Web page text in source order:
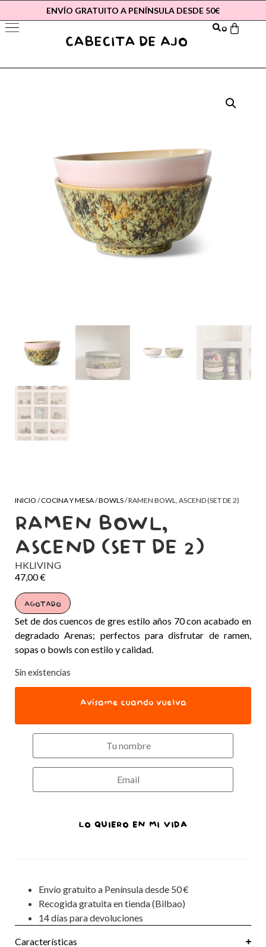
ENVÍO GRATUITO A PENÍNSULA DESDE 50€
0
INICIO /COCINA Y MESA/BOWLS/ RAMEN BOWL, ASCEND (SET DE 2)
RAMEN BOWL,
ASCEND (SET DE 2)
HKLIVING
47,00€
AGOTADO
Set de dos cuencos de gres estilo años 70 con acabado en
degradado Arenas; perfectos para disfrutar de ramen,
sopas o bowls con estilo y calidad.
Sin existencias
Avísame cuando vuelva
LO QUIERO EN MI VIDA
Envío gratuito a Península desde 50 €
Recogida gratuita en tienda (Bilbao)
14 días para devoluciones
Características